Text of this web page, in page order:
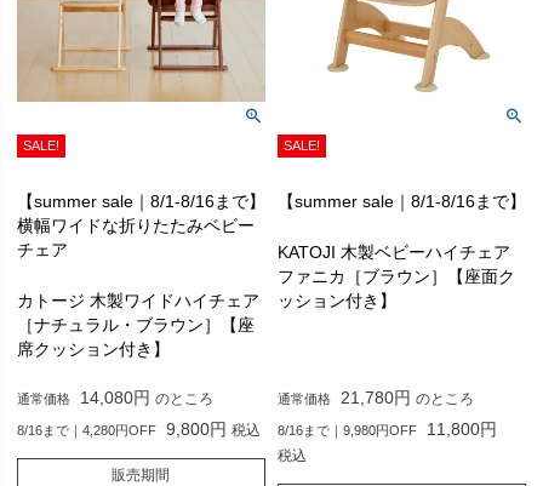
SALE!
【summer sale｜8/1-8/16まで】
横幅ワイドな折りたたみベビー
チェア
カトージ 木製ワイドハイチェア
［ナチュラル・ブラウン］【座
席クッション付き】
通常価格 14,080 のところ
8/16まで｜4,280円OFF 9,800 税込
販売期間
SALE!
【summer sale｜8/1-8/16まで】
KATOJI 木製ベビーハイチェア
ファニカ［ブラウン］【座面ク
ッション付き】
通常価格 21,780 のところ
8/16まで｜9,980円OFF 11,800
税込